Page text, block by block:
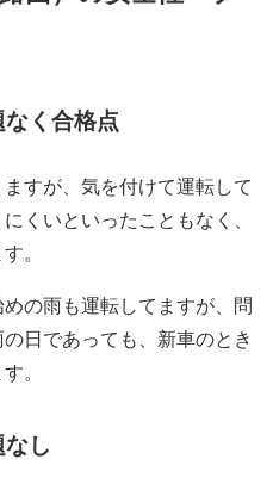
く合格点
すが、気を付けて運転して
くいといったこともなく、
。
の雨も運転してますが、問
日であっても、新車のとき
。
し